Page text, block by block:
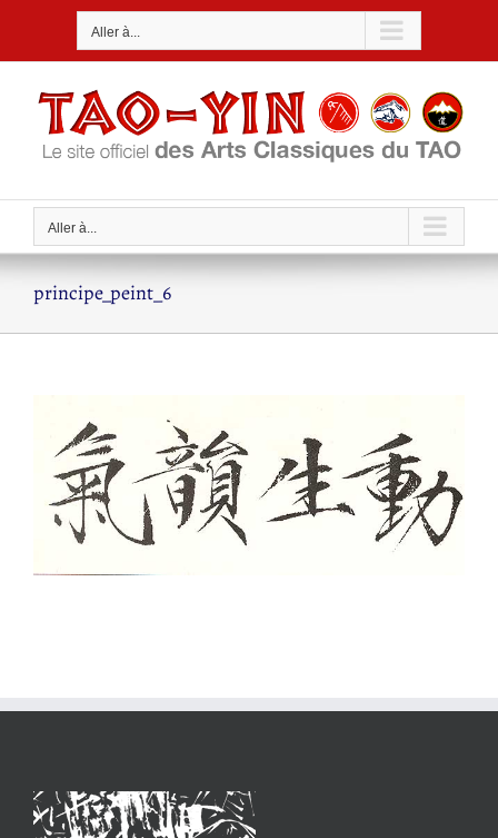
Aller à...
Aller à...
principe_peint_6